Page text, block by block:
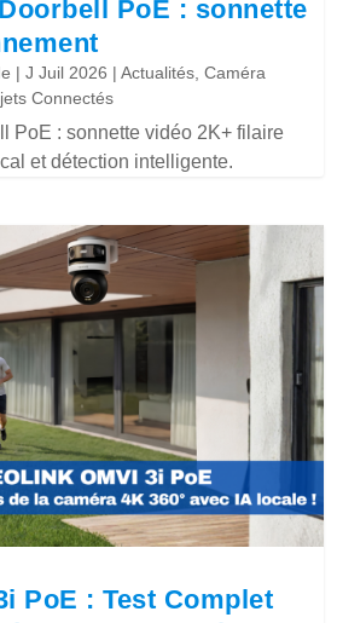
PoE : sonnette
|J Juil 2026 |Actualités ,Caméra
Connectés
PoE : sonnette vidéo 2K+ filaire
et détection intelligente.
PoE : Test Complet